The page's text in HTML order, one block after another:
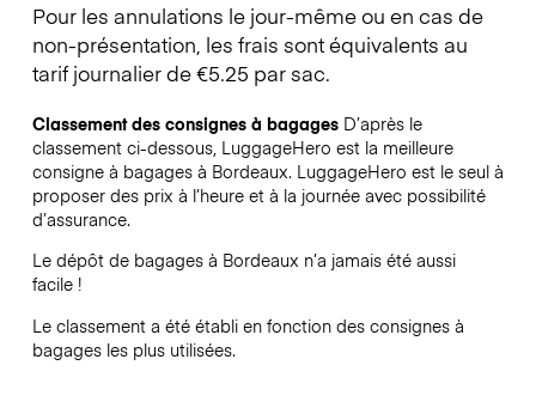
Pour les annulations le jour-même ou en cas de
non-présentation, les frais sont équivalents au
tarif journalier de €5.25 par sac.
Classement des consignes à bagages D’après le
classement ci-dessous, LuggageHero est la meilleure
consigne à bagages à Bordeaux. LuggageHero est le seul à
proposer des prix à l’heure et à la journée avec possibilité
d’assurance.
Le dépôt de bagages à Bordeaux n’a jamais été aussi
facile !
Le classement a été établi en fonction des consignes à
bagages les plus utilisées.